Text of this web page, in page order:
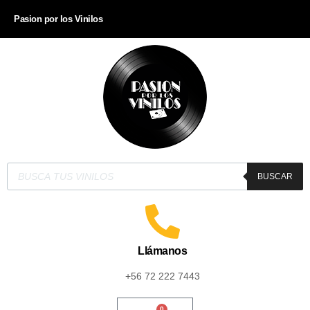
Pasion por los Vinilos
BUSCAR
Llámanos
+56 72 222 7443